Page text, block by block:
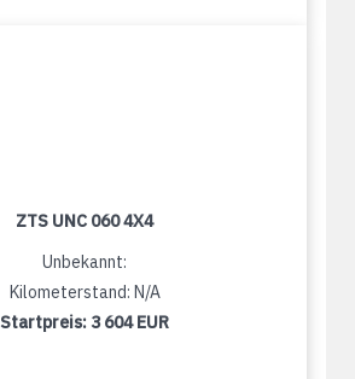
ZTS UNC 060 4X4
Unbekannt:
Kilometerstand: N/A
Startpreis: 3 604 EUR